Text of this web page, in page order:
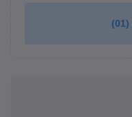
(01)